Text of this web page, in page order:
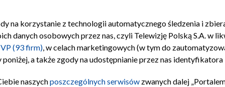
Polityka prywatności Moje zgody Pomoc Biuro
na korzystanie z technologii automatycznego śledzenia i
danych osobowych przez nas, czyli Telewizję Polską S.A. w
(93 firm), w celach marketingowych (w tym do
a także zgody na udostępnianie przez nas
naszychposzczególnych serwisów zwanych dalej